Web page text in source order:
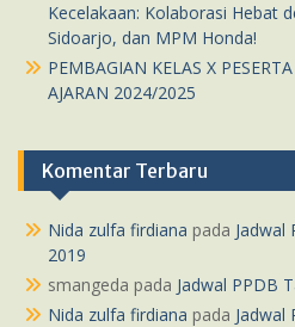
Kecelakaan: Kolaborasi Hebat
Sidoarjo, dan MPM Honda!
PEMBAGIAN KELAS X
AJARAN 2024/2025
Komentar Terbaru
Nida zulfa firdiana pada Jadwal
2019
smangeda pada Jadwal PPDB
Nida zulfa firdiana pada Jadwal